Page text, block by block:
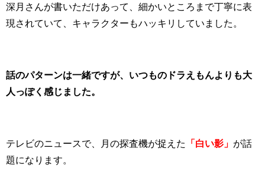
深月さんが書いただけあって、細かいところまで丁寧に表
現されていて、キャラクターもハッキリしていました。
話のパターンは一緒ですが、いつものドラえもんよりも大
人っぽく感じました。
テレビのニュースで、月の探査機が捉えた 「白い影」 が話
題になります。